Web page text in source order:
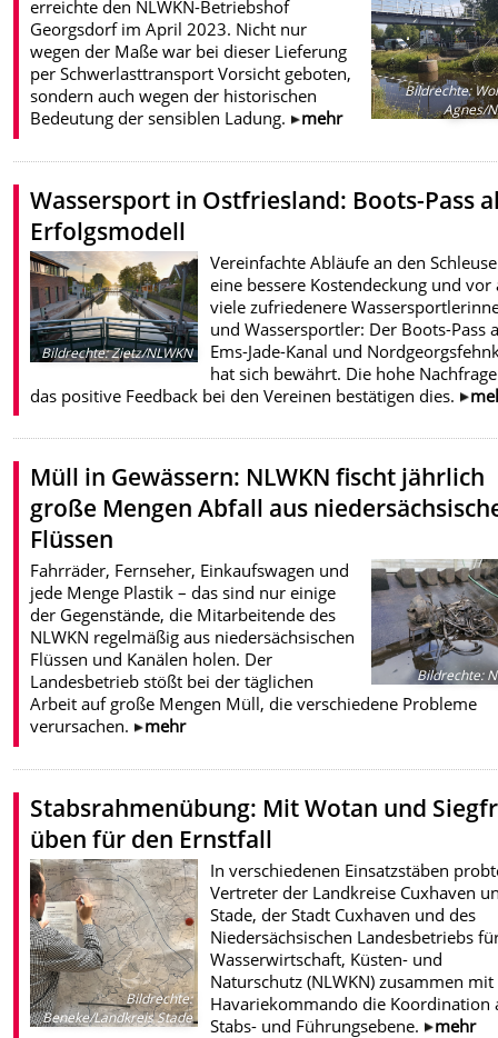
Bildrechte:
Agnes/
erreichte den NLWKN-Betriebshof
Georgsdorf im April 2023. Nicht nur
wegen der Maße war bei dieser Lieferung
per Schwerlasttransport Vorsicht geboten,
sondern auch wegen der historischen
Bedeutung der sensiblen Ladung.
mehr
Wassersport in Ostfriesland: Boots-Pass
Erfolgsmodell
Bildrechte:Zietz/NLWKN
Vereinfachte Abläufe an den
eine bessere Kostendeckung und vor
viele zufriedenere
und Wassersportler: Der Boots-Pass
Ems-Jade-Kanal und
hat sich bewährt. Die hohe
das positive Feedback bei den Vereinen bestätigen dies.
Müll in Gewässern: NLWKN fischt jährlich
große Mengen Abfall aus
Flüssen
Bildrechte:
Fahrräder, Fernseher, Einkaufswagen und
jede Menge Plastik – das sind nur einige
der Gegenstände, die Mitarbeitende des
NLWKN regelmäßig aus niedersächsischen
Flüssen und Kanälen holen. Der
Landesbetrieb stößt bei der täglichen
Arbeit auf große Mengen Müll, die verschiedene Probleme
verursachen.
mehr
Stabsrahmenübung: Mit Wotan und
üben für den Ernstfall
Bildrechte:
Beneke/Landkreis Stade
In verschiedenen Einsatzstäben
Vertreter der Landkreise Cuxhaven
Stade, der Stadt Cuxhaven und des
Niedersächsischen Landesbetriebs
Wasserwirtschaft, Küsten- und
Naturschutz (NLWKN) zusammen
Havariekommando die Koordination
Stabs- und Führungsebene.
mehr